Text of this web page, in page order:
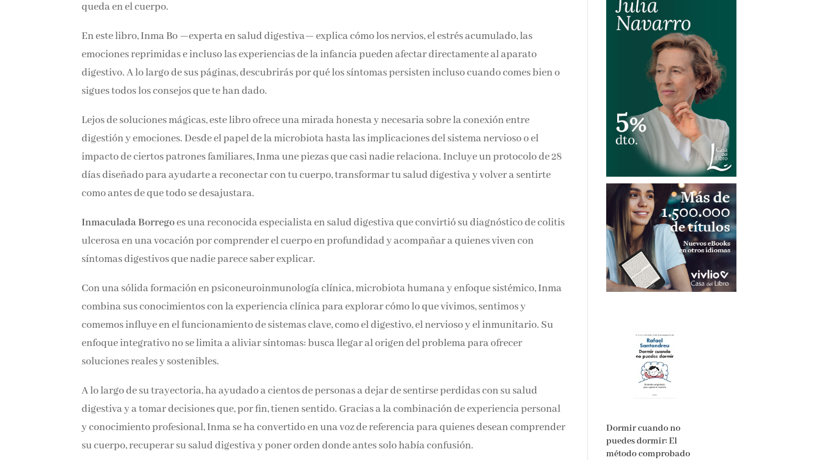
queda en el cuerpo.
En este libro, Inma Bo —experta en salud digestiva— explica cómo los nervios, el estrés acumulado, las
emociones reprimidas e incluso las experiencias de la infancia pueden afectar directamente al aparato
digestivo. A lo largo de sus páginas, descubrirás por qué los síntomas persisten incluso cuando comes bien o
sigues todos los consejos que te han dado.
Lejos de soluciones mágicas, este libro ofrece una mirada honesta y necesaria sobre la conexión entre
digestión y emociones. Desde el papel de la microbiota hasta las implicaciones del sistema nervioso o el
impacto de ciertos patrones familiares, Inma une piezas que casi nadie relaciona. Incluye un protocolo de 28
días diseñado para ayudarte a reconectar con tu cuerpo, transformar tu salud digestiva y volver a sentirte
como antes de que todo se desajustara.
Inmaculada Borregoes una reconocida especialista en salud digestiva que convirtió su diagnóstico de colitis
ulcerosa en una vocación por comprender el cuerpo en profundidad y acompañar a quienes viven con
síntomas digestivos que nadie parece saber explicar.
Con una sólida formación en psiconeuroinmunología clínica, microbiota humana y enfoque sistémico, Inma
combina sus conocimientos con la experiencia clínica para explorar cómo lo que vivimos, sentimos y
comemos influye en el funcionamiento de sistemas clave, como el digestivo, el nervioso y el inmunitario. Su
enfoque integrativo no se limita a aliviar síntomas: busca llegar al origen del problema para ofrecer
soluciones reales y sostenibles.
A lo largo de su trayectoria, ha ayudado a cientos de personas a dejar de sentirse perdidas con su salud
digestiva y a tomar decisiones que, por fin, tienen sentido. Gracias a la combinación de experiencia personal
y conocimiento profesional, Inma se ha convertido en una voz de referencia para quienes desean comprender
su cuerpo, recuperar su salud digestiva y poner orden donde antes solo había confusión.
Dormir cuando no
puedes dormir: El
método comprobado